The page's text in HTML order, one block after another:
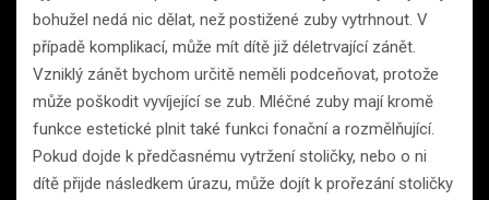
bohužel nedá nic dělat, než postižené zuby vytrhnout. V
případě komplikací, může mít dítě již déletrvající zánět.
Vzniklý zánět bychom určitě neměli podceňovat, protože
může poškodit vyvíjející se zub. Mléčné zuby mají kromě
funkce estetické plnit také funkci fonační a rozmělňující.
Pokud dojde k předčasnému vytržení stoličky, nebo o ni
dítě přijde následkem úrazu, může dojít k prořezání stoličky